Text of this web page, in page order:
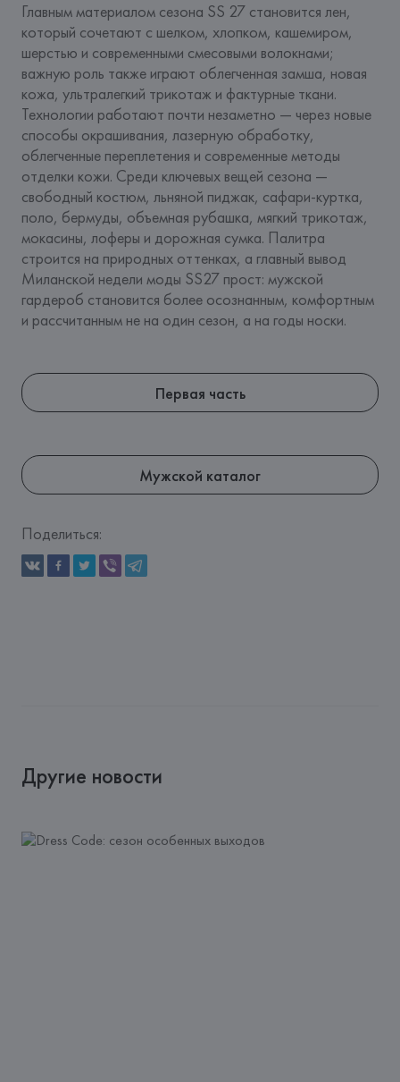
Главным материалом сезона SS 27 становится лен,
который сочетают с шелком, хлопком, кашемиром,
шерстью и современными смесовыми волокнами;
важную роль также играют облегченная замша, новая
кожа, ультралегкий трикотаж и фактурные ткани.
Технологии работают почти незаметно — через новые
способы окрашивания, лазерную обработку,
облегченные переплетения и современные методы
отделки кожи. Среди ключевых вещей сезона —
свободный костюм, льняной пиджак, сафари-куртка,
поло, бермуды, объемная рубашка, мягкий трикотаж,
мокасины, лоферы и дорожная сумка. Палитра
строится на природных оттенках, а главный вывод
Миланской недели моды SS27 прост: мужской
гардероб становится более осознанным, комфортным
и рассчитанным не на один сезон, а на годы носки.
Первая часть
Мужской каталог
Поделиться:
Другие новости